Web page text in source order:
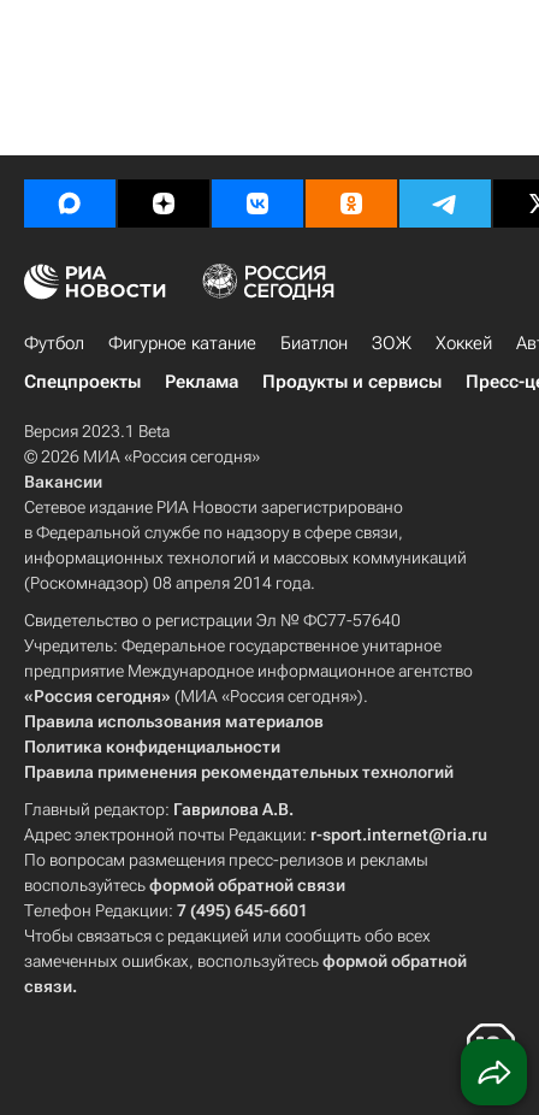
Футбол Фигурное катание Биатлон ЗОЖ Хоккей
Спецпроекты
Реклама Продукты и сервисы Пресс-
Версия 2023.1 Beta
© 2026 МИА «Россия сегодня»
Вакансии
Сетевое издание РИА Новости зарегистрировано
в Федеральной службе по надзору в сфере связи,
информационных технологий и массовых коммуникаций
(Роскомнадзор) 08 апреля 2014 года.
Свидетельство о регистрации Эл № ФС77-57640
Учредитель: Федеральное государственное унитарное
предприятие Международное информационное агентство
«Россия сегодня» (МИА «Россия сегодня»).
Правила использования материалов
Политика конфиденциальности
Правила применения рекомендательных технологий
Главный редактор: Гаврилова А.В.
Адрес электронной почты Редакции: r-sport.internet@ria.ru
По вопросам размещения пресс-релизов и рекламы
воспользуйтесьформой обратной связи
Телефон Редакции: 7 (495) 645-6601
Чтобы связаться с редакцией или сообщить обо всех
замеченных ошибках, воспользуйтесьформой обратной
связи.